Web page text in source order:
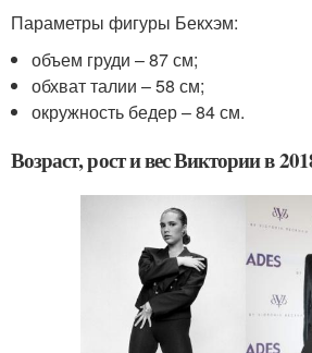
Параметры фигуры Бекхэм:
объем груди – 87 см;
обхват талии – 58 см;
окружность бедер – 84 см.
Возраст, рост и вес Виктории в